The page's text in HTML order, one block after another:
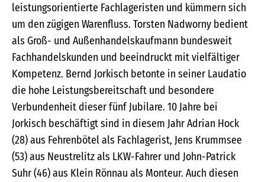
leistungsorientierte Fachlageristen und kümmern sich
um den zügigen Warenfluss. Torsten Nadworny bedient
als Groß- und Außenhandelskaufmann bundesweit
Fachhandelskunden und beeindruckt mit vielfältiger
Kompetenz. Bernd Jorkisch betonte in seiner Laudatio
die hohe Leistungsbereitschaft und besondere
Verbundenheit dieser fünf Jubilare. 10 Jahre bei
Jorkisch beschäftigt sind in diesem Jahr Adrian Hock
(28) aus Fehrenbötel als Fachlagerist, Jens Krummsee
(53) aus Neustrelitz als LKW-Fahrer und John-Patrick
Suhr (46) aus Klein Rönnau als Monteur. Auch diesen